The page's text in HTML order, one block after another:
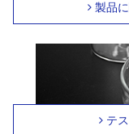
製品
テ